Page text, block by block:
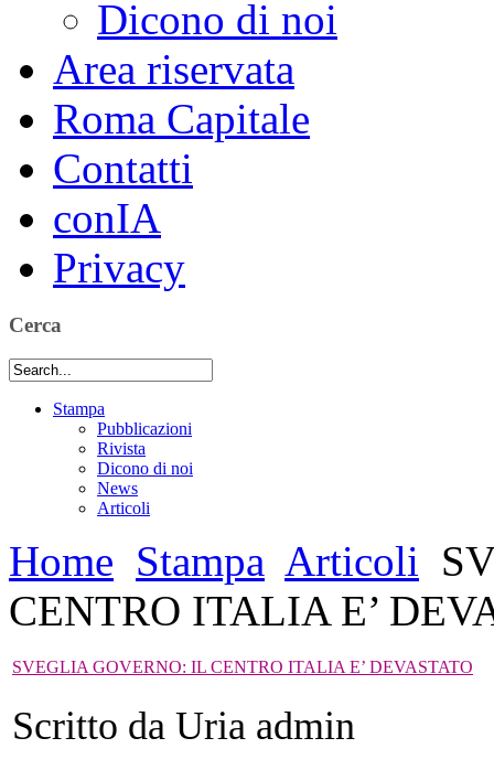
Dicono di noi
Area riservata
Roma Capitale
Contatti
conIA
Privacy
Cerca
Stampa
Pubblicazioni
Rivista
Dicono di noi
News
Articoli
Home Stampa Articoli
CENTRO ITALIA E’
SVEGLIA GOVERNO: IL CENTRO ITALIA E’ DEVASTATO
Scritto da Uria admin